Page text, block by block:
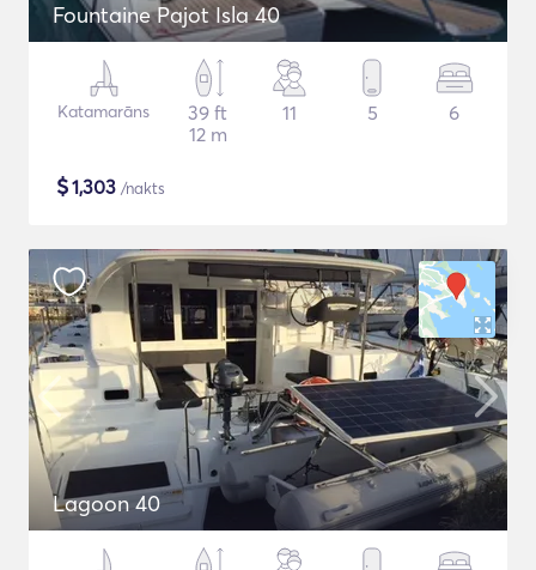
Fountaine Pajot Isla 40
Katamarāns
39 ft
12 m
11 5 6
$1,303 /nakts
Lagoon 40